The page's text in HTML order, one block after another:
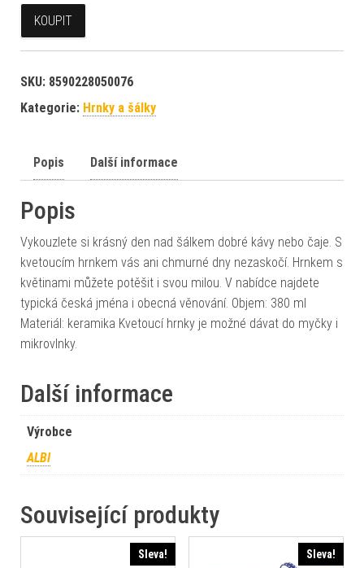
KOUPIT
SKU: 8590228050076
Kategorie: Hrnky a šálky
Popis Další informace
Popis
Vykouzlete si krásný den nad šálkem dobré kávy nebo čaje. S
kvetoucím hrnkem vás ani chmurné dny nezaskočí. Hrnkem s
květinami můžete potěšit i svou milou. V nabídce najdete
typická česká jména i obecná věnování. Objem: 380 ml
Materiál: keramika Kvetoucí hrnky je možné dávat do myčky i
mikrovlnky.
Další informace
Výrobce
ALBI
Související produkty
Sleva! Sleva!